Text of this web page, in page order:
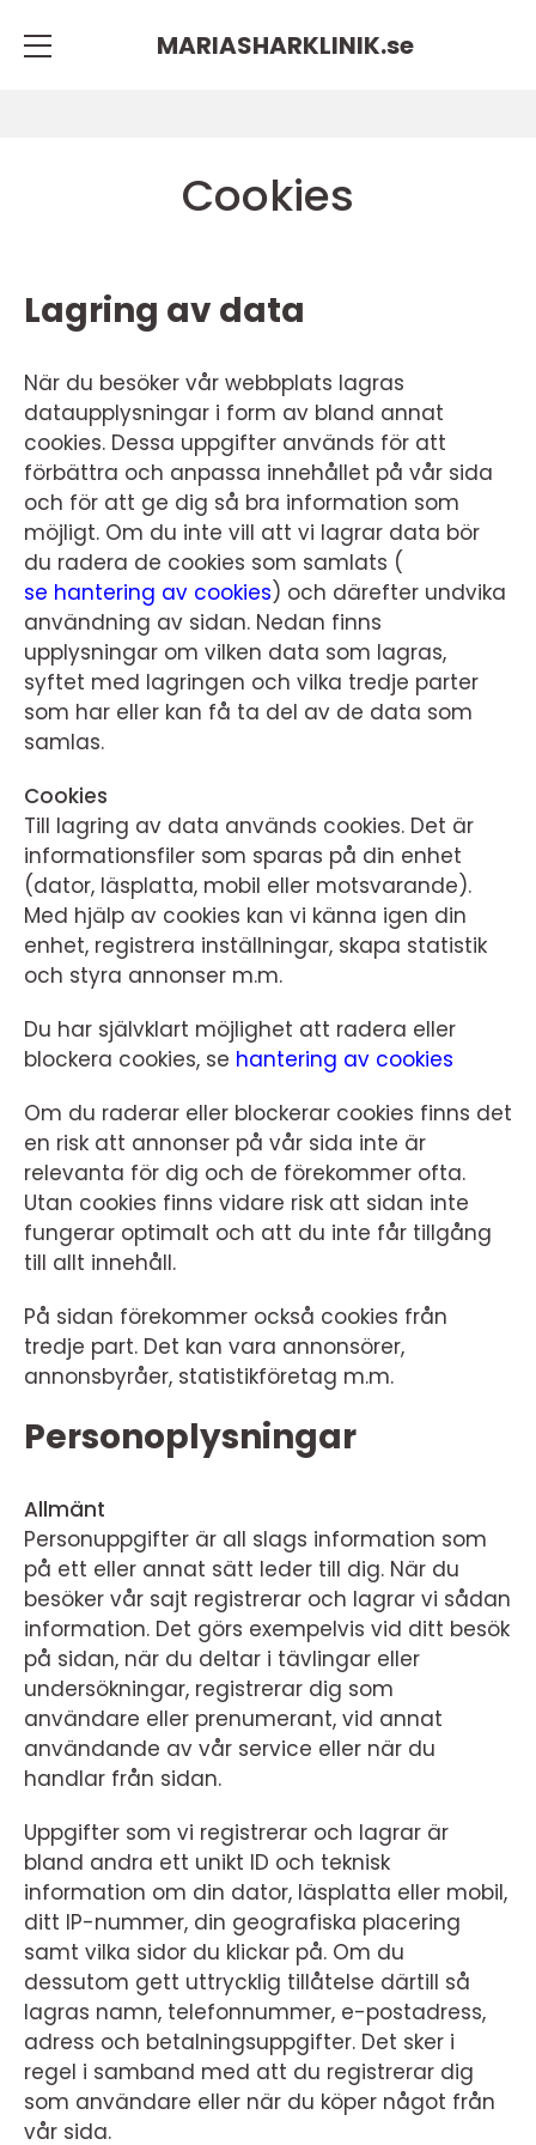
MARIASHARKLINIK.se
Cookies
Lagring av data
När du besöker vår webbplats lagras
dataupplysningar i form av bland annat
cookies. Dessa uppgifter används för att
förbättra och anpassa innehållet på vår sida
och för att ge dig så bra information som
möjligt. Om du inte vill att vi lagrar data bör
du radera de cookies som samlats (
se hantering av cookies) och därefter undvika
användning av sidan. Nedan finns
upplysningar om vilken data som lagras,
syftet med lagringen och vilka tredje parter
som har eller kan få ta del av de data som
samlas.
Cookies
Till lagring av data används cookies. Det är
informationsfiler som sparas på din enhet
(dator, läsplatta, mobil eller motsvarande).
Med hjälp av cookies kan vi känna igen din
enhet, registrera inställningar, skapa statistik
och styra annonser m.m.
Du har självklart möjlighet att radera eller
blockera cookies, se hantering av cookies
Om du raderar eller blockerar cookies finns det
en risk att annonser på vår sida inte är
relevanta för dig och de förekommer ofta.
Utan cookies finns vidare risk att sidan inte
fungerar optimalt och att du inte får tillgång
till allt innehåll.
På sidan förekommer också cookies från
tredje part. Det kan vara annonsörer,
annonsbyråer, statistikföretag m.m.
Personoplysningar
Allmänt
Personuppgifter är all slags information som
på ett eller annat sätt leder till dig. När du
besöker vår sajt registrerar och lagrar vi sådan
information. Det görs exempelvis vid ditt besök
på sidan, när du deltar i tävlingar eller
undersökningar, registrerar dig som
användare eller prenumerant, vid annat
användande av vår service eller när du
handlar från sidan.
Uppgifter som vi registrerar och lagrar är
bland andra ett unikt ID och teknisk
information om din dator, läsplatta eller mobil,
ditt IP-nummer, din geografiska placering
samt vilka sidor du klickar på. Om du
dessutom gett uttrycklig tillåtelse därtill så
lagras namn, telefonnummer, e-postadress,
adress och betalningsuppgifter. Det sker i
regel i samband med att du registrerar dig
som användare eller när du köper något från
vår sida.